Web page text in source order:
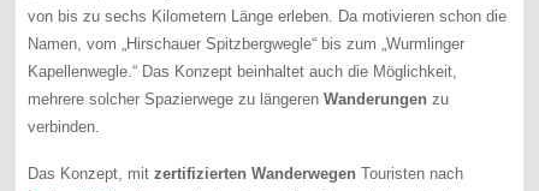
von bis zu sechs Kilometern Länge erleben. Da motivieren schon die
Namen, vom „Hirschauer Spitzbergwegle“ bis zum „Wurmlinger
Kapellenwegle.“ Das Konzept beinhaltet auch die Möglichkeit,
mehrere solcher Spazierwege zu längerenWanderungen zu
verbinden.
Das Konzept, mitzertifizierten Wanderwegen Touristen nach